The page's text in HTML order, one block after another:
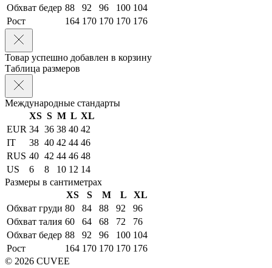
Обхват бедер 88 92 96 100 104
Рост
164 170 170 170 176
Товар успешно добавлен в корзину
Таблица размеров
Международные стандарты
XS S M L XL
EUR 34 36 38 40 42
IT
38 40 42 44 46
RUS 40 42 44 46 48
US
6 8 10 12 14
Размеры в сантиметрах
XS
S M L
XL
Обхват груди 80 84 88 92
96
Обхват талия 60 64 68 72
76
Обхват бедер 88 92 96 100 104
Рост
164 170 170 170 176
© 2026 CUVEE